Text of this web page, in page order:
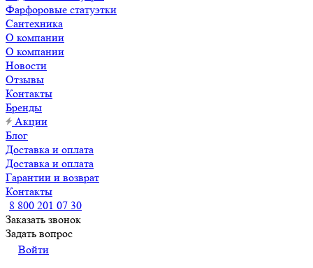
Фарфоровые статуэтки
Сантехника
О компании
О компании
Новости
Отзывы
Контакты
Бренды
Акции
Блог
Доставка и оплата
Доставка и оплата
Гарантии и возврат
Контакты
8 800 201 07 30
Заказать звонок
Задать вопрос
Войти